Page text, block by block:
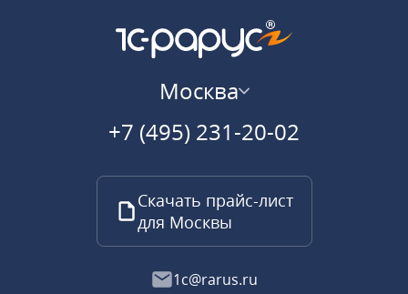
Москва
+7 (495) 231-20-02
Скачать прайс-лист
для Москвы
1c@rarus.ru